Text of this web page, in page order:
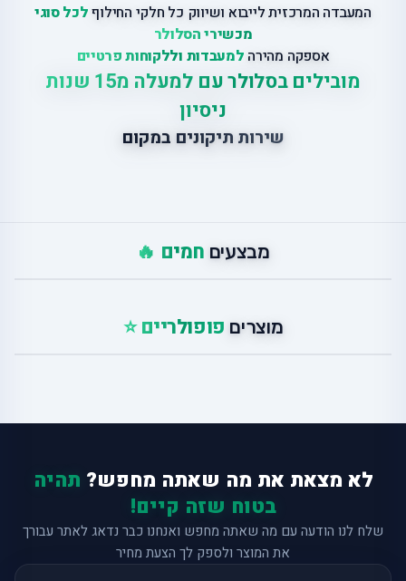
המעבדה המרכזית לייבוא ושיווק כל חלקי החילוףלכל סוגי
מכשירי הסלולר
אספקה מהירה למעבדות וללקוחות פרטיים
מובילים בסלולר עם למעלה מ15 שנות
ניסיון
שירות תיקונים במקום
מבצעים חמים 🔥
מוצרים פופולריים ⭐
לא מצאת את מה שאתה מחפש? תהיה
בטוח שזה קיים!
שלח לנו הודעה עם מה שאתה מחפש ואנחנו כבר נדאג לאתר עבורך
את המוצר ולספק לך הצעת מחיר